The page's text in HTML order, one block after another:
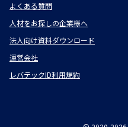
よくある質問
人材をお探しの企業様へ
法人向け資料ダウンロード
運営会社
レバテックID利用規約